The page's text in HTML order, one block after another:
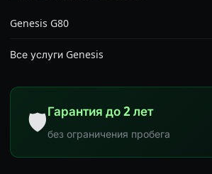
Genesis G80
Все услуги Genesis
🛡Гарантия до 2 лет
без ограничения пробега